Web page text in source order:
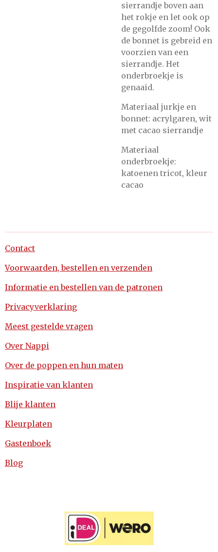
sierrandje boven aan
het rokje en let ook op
de gegolfde zoom! Ook
de bonnet is gebreid en
voorzien van een
sierrandje. Het
onderbroekje is
genaaid.
Materiaal jurkje en
bonnet: acrylgaren, wit
met cacao sierrandje
Materiaal
onderbroekje:
katoenen tricot, kleur
cacao
Contact
Voorwaarden, bestellen en verzenden
Informatie en bestellen van de patronen
Privacyverklaring
Meest gestelde vragen
Over Nappi
Over de poppen en hun maten
Inspiratie van klanten
Blije klanten
Kleurplaten
Gastenboek
Blog